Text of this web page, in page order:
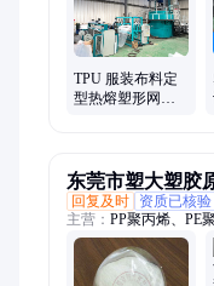
备、围栏网、三维复
养殖袋、管道保护网
微孔网、塑料包装网
TPU 服装布料定
型热熔塑形网弹
东莞市塑大塑胶
回复及时
资质已核验
主营： PP聚丙烯、PE
粉、PVDF聚偏氟乙烯